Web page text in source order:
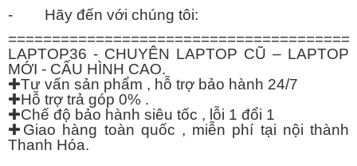
- Hãy đến với chúng tôi:
=======================================
LAPTOP36 - CHUYÊN LAPTOP CŨ – LAPTOP
MỚI - CẤU HÌNH CAO.
✚Tư vấn sản phẩm , hỗ trợ bảo hành 24/7
✚Hỗ trợ trả góp 0% .
✚Chế độ bảo hành siêu tốc , lỗi 1 đổi 1
✚ Giao hàng toàn quốc , miễn phí tại nội thành
Thanh Hóa.